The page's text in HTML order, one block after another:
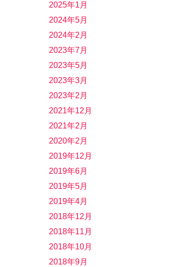
2025年1月
2024年5月
2024年2月
2023年7月
2023年5月
2023年3月
2023年2月
2021年12月
2021年2月
2020年2月
2019年12月
2019年6月
2019年5月
2019年4月
2018年12月
2018年11月
2018年10月
2018年9月